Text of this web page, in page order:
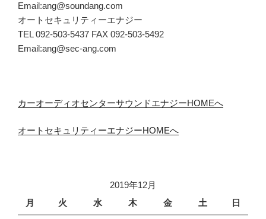
Email:ang@soundang.com
オートセキュリティーエナジー
TEL 092-503-5437 FAX 092-503-5492
Email:ang@sec-ang.com
カーオーディオセンターサウンドエナジーHOMEへ
オートセキュリティーエナジーHOMEへ
2019年12月
月
火 水 木 金 土 日